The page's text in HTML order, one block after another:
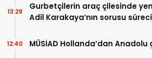
Gurbetçilerin araç çilesinde
Adil Karakaya’nın sorusu
13:29
MÜSİAD Hollanda’dan Anadolu
12:40